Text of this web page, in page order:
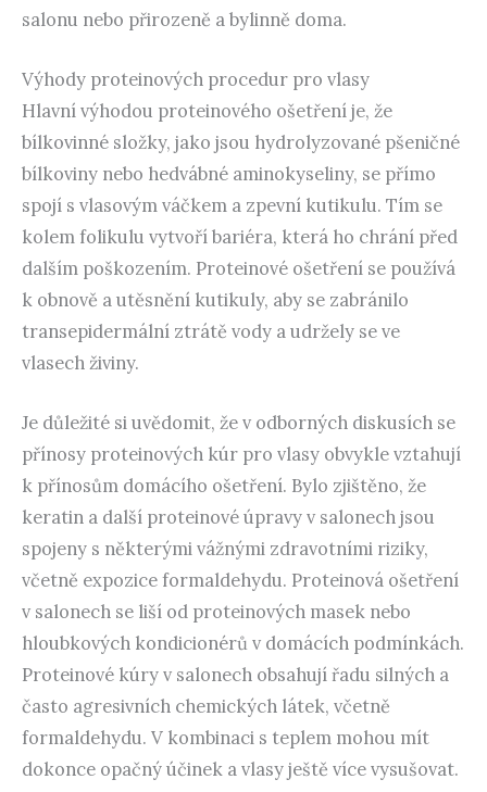
salonu nebo přirozeně a bylinně doma.
Výhody proteinových procedur pro vlasy
Hlavní výhodou proteinového ošetření je, že
bílkovinné složky, jako jsou hydrolyzované pšeničné
bílkoviny nebo hedvábné aminokyseliny, se přímo
spojí s vlasovým váčkem a zpevní kutikulu. Tím se
kolem folikulu vytvoří bariéra, která ho chrání před
dalším poškozením. Proteinové ošetření se používá
k obnově a utěsnění kutikuly, aby se zabránilo
transepidermální ztrátě vody a udržely se ve
vlasech živiny.
Je důležité si uvědomit, že v odborných diskusích se
přínosy proteinových kúr pro vlasy obvykle vztahují
k přínosům domácího ošetření. Bylo zjištěno, že
keratin a další proteinové úpravy v salonech jsou
spojeny s některými vážnými zdravotními riziky,
včetně expozice formaldehydu. Proteinová ošetření
v salonech se liší od proteinových masek nebo
hloubkových kondicionérů v domácích podmínkách.
Proteinové kúry v salonech obsahují řadu silných a
často agresivních chemických látek, včetně
formaldehydu. V kombinaci s teplem mohou mít
dokonce opačný účinek a vlasy ještě více vysušovat.